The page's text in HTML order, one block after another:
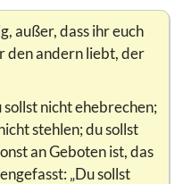
außer, dass ihr euch
den andern liebt, der
sollst nicht ehebrechen;
stehlen; du sollst
an Geboten ist, das
„Du sollst